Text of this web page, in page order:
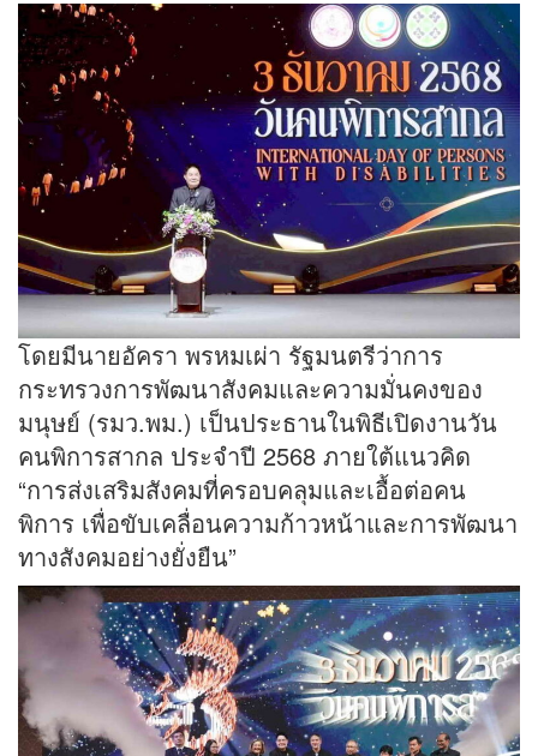
โดยมีนายอัครา พรหมเผ่า รัฐมนตรีว่าการ
กระทรวงการพัฒนาสังคมและความมั่นคงของ
มนุษย์ (รมว.พม.) เป็นประธานในพิธีเปิดงานวัน
คนพิการสากล ประจำปี 2568 ภายใต้แนวคิด
“การส่งเสริมสังคมที่ครอบคลุมและเอื้อต่อคน
พิการ เพื่อขับเคลื่อนความก้าวหน้าและการพัฒนา
ทางสังคมอย่างยั่งยืน”